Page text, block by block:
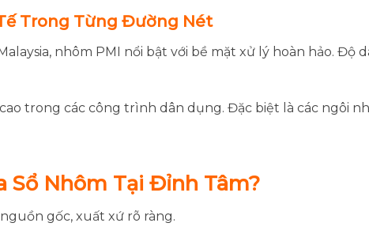
Trong Từng Đường Nét
nhôm PMI nổi bật với bề mặt xử lý hoàn hảo. Độ
trong các công trình dân dụng. Đặc biệt là các ngôi
Sổ Nhôm Tại Đỉnh Tâm?
gốc, xuất xứ rõ ràng.